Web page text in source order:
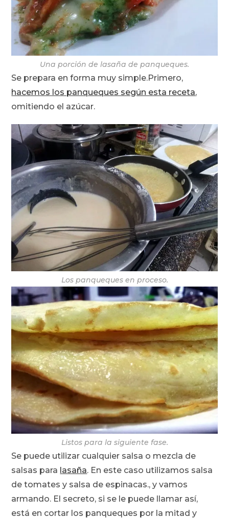
Una porción de lasaña de panqueques.
Se prepara en forma muy simple.Primero,
hacemos los panqueques según esta receta,
omitiendo el azúcar.
Los panqueques en proceso.
Listos para la siguiente fase.
Se puede utilizar cualquier salsa o mezcla de
salsas para lasaña. En este caso utilizamos salsa
de tomates y salsa de espinacas., y vamos
armando. El secreto, si se le puede llamar así,
está en cortar los panqueques por la mitad y